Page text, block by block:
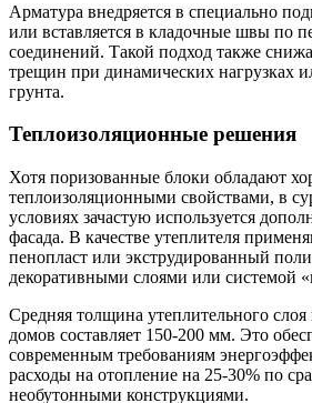
Арматура внедряется в специально
или вставляется в кладочные швы по
соединений. Такой подход также
трещин при динамических нагрузках
грунта.
Теплоизоляционные решения
Хотя поризованные блоки обладают
теплоизоляционными свойствами, в
условиях зачастую используется
фасада. В качестве утеплителя
пенопласт или экструдированный
декоративными слоями или системой
Средняя толщина утеплительного
домов составляет 150-200 мм. Это
современным требованиям
расходы на отопление на 25-30% по
необутонными конструкциями.